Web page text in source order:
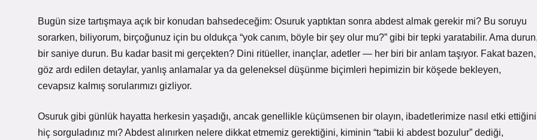
Bugün size tartışmaya açık bir konudan bahsedeceğim: Osuruk yaptıktan sonra abdest almak gerekir mi? Bu soruyu
sorarken, biliyorum, birçoğunuz için bu oldukça “yok canım, böyle bir şey olur mu?” gibi bir tepki yaratabilir. Ama
bir saniye durun. Bu kadar basit mi gerçekten? Dini ritüeller, inançlar, adetler — her biri bir anlam taşıyor. Fakat bazen,
göz ardı edilen detaylar, yanlış anlamalar ya da geleneksel düşünme biçimleri hepimizin bir köşede bekleyen,
cevapsız kalmış sorularımızı gizliyor.
Osuruk gibi günlük hayatta herkesin yaşadığı, ancak genellikle küçümsenen bir olayın, ibadetlerimize nasıl etki ettiğini
hiç sorguladınız mı? Abdest alınırken nelere dikkat etmemiz gerektiğini, kiminin “tabii ki abdest bozulur” dediği,